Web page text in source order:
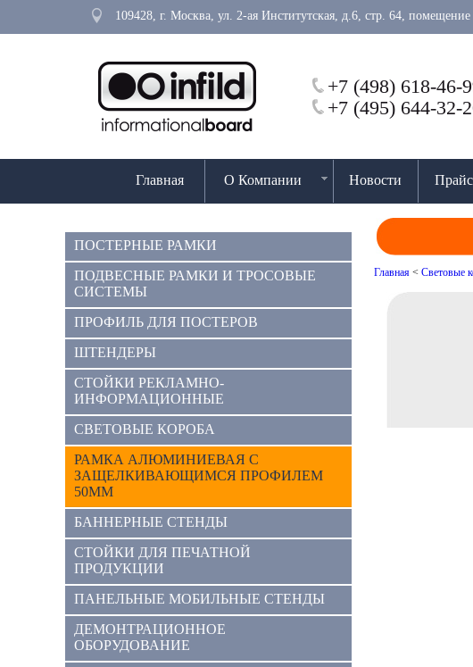
109428, г. Москва, ул. 2-ая Институтская, д.6, стр. 64,
+7 (498) 618-46-
+7 (495) 644-32-
Главная О Компании Новости
ПОСТЕРНЫЕ РАМКИ
ПОДВЕСНЫЕ РАМКИ И ТРОСОВЫЕ
СИСТЕМЫ
ПРОФИЛЬ ДЛЯ ПОСТЕРОВ
ШТЕНДЕРЫ
СТОЙКИ РЕКЛАМНО-
ИНФОРМАЦИОННЫЕ
СВЕТОВЫЕ КОРОБА
РАМКА АЛЮМИНИЕВАЯ С
ЗАЩЕЛКИВАЮЩИМСЯ ПРОФИЛЕМ
50ММ
БАННЕРНЫЕ СТЕНДЫ
СТОЙКИ ДЛЯ ПЕЧАТНОЙ
ПРОДУКЦИИ
ПАНЕЛЬНЫЕ МОБИЛЬНЫЕ СТЕНДЫ
ДЕМОНТРАЦИОННОЕ
ОБОРУДОВАНИЕ
Главная < Световые